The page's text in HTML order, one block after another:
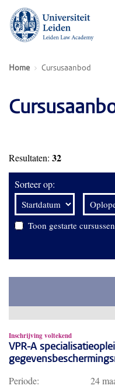
Home Cursusaanbod
Resultaten: 32
Sorteer op:
Toon gestarte cursussen
Inschrijving voltekend
VPR-A
Periode: 24